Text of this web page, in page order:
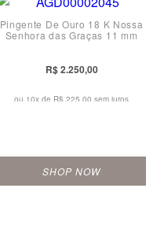
Pingente De Ouro 18 K Nossa
Senhora das Graças 11 mm
R$ 2.250,00
ou 10x de R$ 225,00 sem juros
SHOP NOW